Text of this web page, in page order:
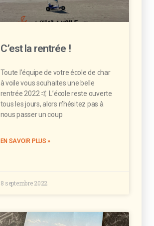
C’est la rentrée !
Toute l’équipe de votre école de char
à voile vous souhaites une belle
rentrée 2022 🤙 L’école reste ouverte
tous les jours, alors n’hésitez pas à
nous passer un coup
EN SAVOIR PLUS »
8 septembre 2022